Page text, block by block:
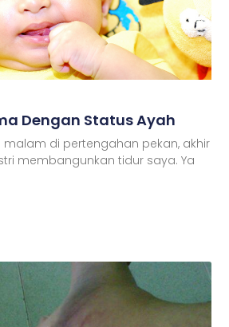
Dengan Status Ayah
malam di pertengahan pekan, akhir
membangunkan tidur saya. Ya